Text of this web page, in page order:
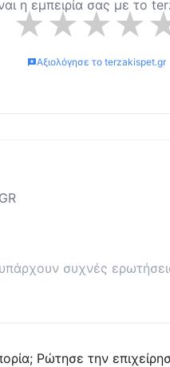
η εμπειρία σας με το
★★★★
Αξιολόγησε το terzakispet.gr
συχνές
Ρώτησε την